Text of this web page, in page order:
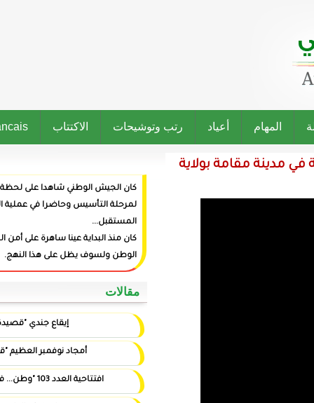
رتب وتوشيحات الاكتتاب Francais
كان الجيش الوطني شاهدا على لحظة ميلاد الدولة وراعيا
لمرحلة التأسيس وحاضرا في عملية البناء وفاعلا في صنع
كان منذ البداية عينا ساهرة على أمن المواطنين وعزة
الوطن ولسوف يظل على هذا النهج.
إيقاع جندي "قصيدة"
أمجاد نوفمبر العظيم "قصيدة"